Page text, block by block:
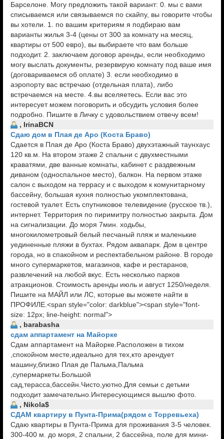
Барселоне. Могу предложить такой вариант: 0. мы с вами
списываемся или связываемся по скайпу, вы говорите чтобы
вы хотели. 1. по вашим критериям я подбираю вам
варианты жилья 3-4 (цены от 300 за комнату на месяц,
квартиры от 500 евро), вы выбираете что вам больше
подходит. 2. заключаем договор аренды, если необходимо
могу выслать документы, резервирую комнату под ваше имя
(договариваемся об оплате) 3. если необходимо в
аэропорту вас встречаю (отдельная плата), либо
встречаемся на месте. 4.вы вселяетесь. Если вас это
интересует можем поговорить и обсудить условия более
подробно. Пишите в Личку с удовольствием отвечу всем!
, IrinaBCN
Сдаю дом в Плая де Аро (Коста Браво)
Сдается в Плая де Аро (Коста Браво) двухэтажный таунхаус
120 кв.м. На втором этаже 2 спальни с двухместными
краватями, две ванные комнаты, кабинет с раздвежным
диваном (односпальное место), балкон. На первом этаже
салон с выходом на террасу и с выходом к комунитарному
бассейну, большая кухня полностью укомплектована,
гостевой туалет. Есть спутниковое телевидение (русское тв.),
интернет. Территория по пиримитру полностью закрыта. Дом
на сигнализации. До моря 7мин. ходьбы,
многокилометровый белый песчаный пляж и маленькие
уединенные пляжи в бухтах. Рядом аквапарк. Дом в центре
города, но в спакойном и респектабельном районе. В городе
много супермаркетов, магазинов, кафе и рестаранов,
развлечений на любой вкус. Есть несколько парков
атракционов. Стоимость аренды июль и август 1250/неделя.
Пишите на МАЙЛ или ЛС, которые вы можете найти в
ПРОФИЛЕ.<span style="color: darkblue"><span style="font-
size: 12px; line-height: normal">
, barabasha
сдам аппартамент на Майорке
Сдам аппартамент на Майорке.Расположен в тихом
,спокойном месте,идеально для тех,кто арендует
машину,близко Плая де Пальма,Пальма
,супермаркеты.Большой
сад,терасса,бассейн.Чисто,уютно.Для семьи с детьми
подходит замечательно.Интересующимся вышлю фото.
, Nikola$
СДАМ квартиру в Пунта-Прима(рядом с Торревьеха)
Сдаю квартиры в Пунта-Прима для проживания 3-5 человек.
300-400 м. до моря, 2 спальни, 2 бассейна, поле для мини-